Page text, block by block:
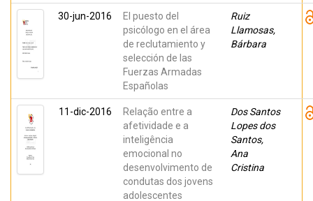
Villarroel,
Pablo;
Marzo
Campos,
Juan
30-jun-2016
El puesto del
psicólogo en el área
de reclutamiento y
selección de las
Fuerzas Armadas
Españolas
Ruiz
Llamosas,
Bárbara
11-dic-2016
Relação entre a
afetividade e a
inteligência
emocional no
desenvolvimento de
condutas dos jovens
adolescentes
Dos Santos
Lopes dos
Santos,
Ana
Cristina